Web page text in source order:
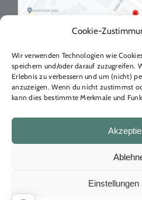
Cookie-
Wir verwenden Technologien wie
speichern und/oder darauf zuzugreifen.
Erlebnis zu verbessern und um (nicht)
anzuzeigen. Wenn du nicht zustimmst
kann dies bestimmte Merkmale und
Einstellungen
Naturheilpraxis
Über mich